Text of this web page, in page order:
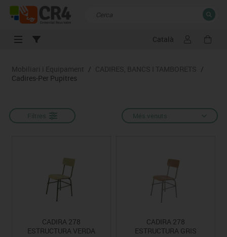
Català
Resultats de la recerca TANCAR
Mobiliari i Equipament / CADIRES, BANCS I TAMBORETS /
Cadires-Per Pupitres
Filtres Més venuts
CADIRA 278
ESTRUCTURA VERDA
CADIRA 278
ESTRUCTURA GRIS